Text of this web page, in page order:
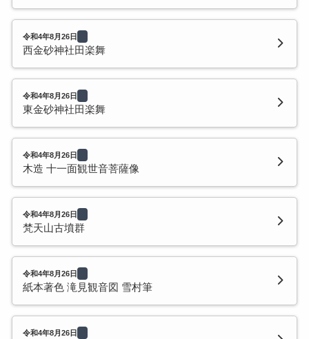
令和4年8月26日
西金砂神社田楽舞
令和4年8月26日
東金砂神社田楽舞
令和4年8月26日
木造 十一面観世音菩薩像
令和4年8月26日
梵天山古墳群
令和4年8月26日
紙本著色 滝見観音図 雪村筆
令和4年8月26日